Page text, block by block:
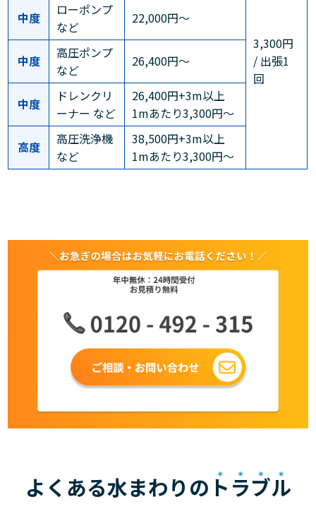
3,300円
/ 出張1
回
中度
ローポンプ
など
22,000円～
中度
高圧ポンプ
など
26,400円～
中度
ドレンクリ
ーナー など
26,400円+3m以上
1mあたり3,300円～
高度
高圧洗浄機
など
38,500円+3m以上
1mあたり3,300円～
よくある水まわりの トラブル